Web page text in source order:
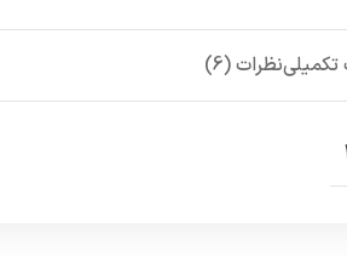
نظرات (6)